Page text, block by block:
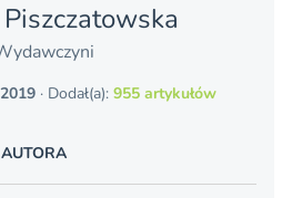
· Dodał(a): 955 artykułów